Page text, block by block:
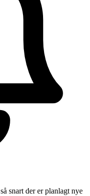
snart der er planlagt nye